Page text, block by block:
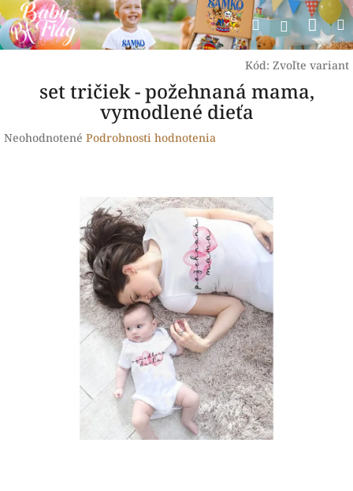
Prejsť
na
obsah
Hľadať
Kód: Zvoľte variant
set tričiek - požehnaná mama,
vymodlené dieťa
Priemerné
Neohodnotené Podrobnosti hodnotenia